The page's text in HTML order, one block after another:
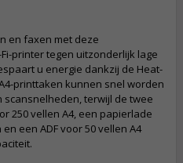
en faxen met deze
printer tegen uitzonderlijk lage
u energie dankzij de Heat-
printtaken kunnen snel worden
terwijl de twee
250 vellen A4, een papierlade
een ADF voor 50 vellen A4